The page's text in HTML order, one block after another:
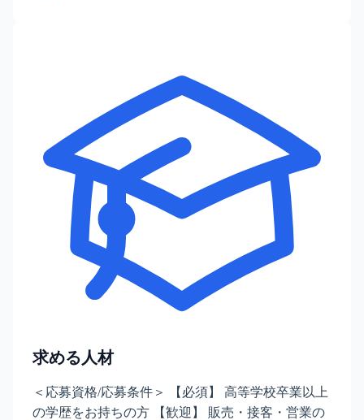
求める人材
＜応募資格/応募条件＞ 【必須】 高等学校卒業以上
の学歴をお持ちの方 【歓迎】 販売・接客・営業の